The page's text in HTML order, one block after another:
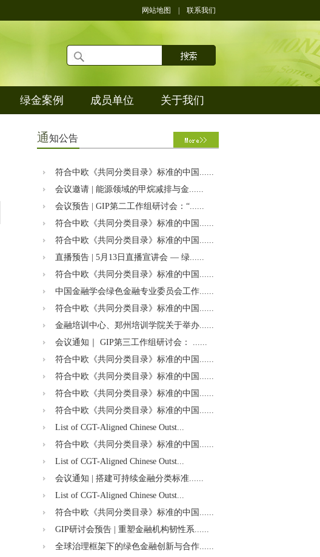
网站地图 联系我们
绿金案例 成员单位 关于我们
通知公告
符合中欧《共同分类目录》标准的中国......
会议邀请 | 能源领域的甲烷减排与金......
会议预告 | GIP第二工作组研讨会：“......
符合中欧《共同分类目录》标准的中国......
符合中欧《共同分类目录》标准的中国......
直播预告 | 5月13日直播宣讲会 — 绿......
符合中欧《共同分类目录》标准的中国......
中国金融学会绿色金融专业委员会工作......
符合中欧《共同分类目录》标准的中国......
金融培训中心、郑州培训学院关于举办......
会议通知｜ GIP第三工作组研讨会： ......
符合中欧《共同分类目录》标准的中国......
符合中欧《共同分类目录》标准的中国......
符合中欧《共同分类目录》标准的中国......
符合中欧《共同分类目录》标准的中国......
List of CGT-Aligned Chinese Outst...
符合中欧《共同分类目录》标准的中国......
List of CGT-Aligned Chinese Outst...
会议通知 | 搭建可持续金融分类标准......
List of CGT-Aligned Chinese Outst...
符合中欧《共同分类目录》标准的中国......
GIP研讨会预告 | 重塑金融机构韧性系......
全球治理框架下的绿色金融创新与合作......